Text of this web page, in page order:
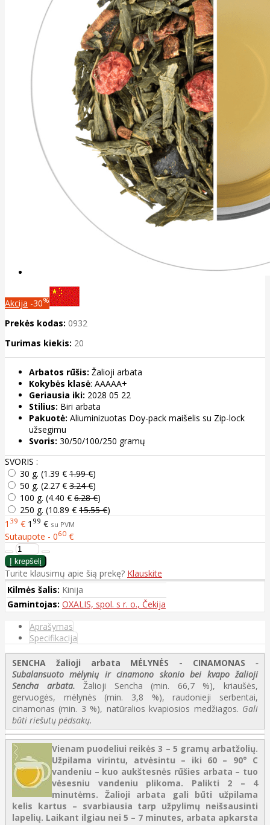
Akcija -30%
Prekės kodas: 0932
Turimas kiekis: 20
Arbatos rūšis: Žalioji arbata
Kokybės klasė: AAAAA+
Geriausia iki: 2028 05 22
Stilius: Biri arbata
Pakuotė: Aliuminizuotas Doy-pack maišelis su Zip-lock
užsegimu
Svoris: 30/50/100/250 gramų
SVORIS :
30 g. (1.39 € 1.99 €)
50 g. (2.27 € 3.24 €)
100 g. (4.40 € 6.28 €)
250 g. (10.89 € 15.55 €)
1 39 € 1 99 € su PVM
Sutaupote - 060 €
Turite klausimų apie šią prekę? Klauskite
Kilmės šalis: Kinija
Gamintojas: OXALIS, spol. s r. o., Čekija
Aprašymas
Specifikacija
SENCHA žalioji arbata MĖLYNĖS - CINAMONAS -
Subalansuoto mėlynių ir cinamono skonio bei kvapo žalioji
Sencha arbata. Žalioji Sencha (min. 66,7 %), kriaušės,
gervuogės, mėlynės (min. 3,8 %), raudonieji serbentai,
cinamonas (min. 3 %), natūralios kvapiosios medžiagos. Gali
būti riešutų pėdsakų.
Vienam puodeliui reikės 3 – 5 gramų arbatžolių.
Užpilama virintu, atvėsintu – iki 60 – 90° C
vandeniu – kuo aukštesnės rūšies arbata – tuo
vėsesniu vandeniu plikoma. Palikti 2 – 4
minutėms. Žalioji arbata gali būti užpilama
kelis kartus – svarbiausia tarp užpylimų neišsausinti
lapelių. Laikant ilgiau nei 5 – 7 minutes, arbata apkarsta